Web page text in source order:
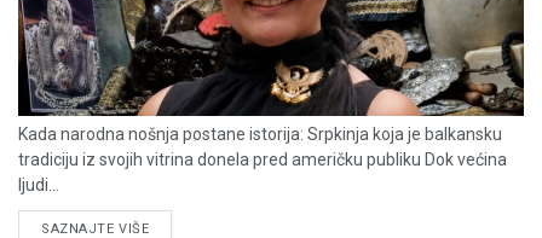
Kada narodna nošnja postane istorija: Srpkinja koja je balkansku
tradiciju iz svojih vitrina donela pred američku publiku Dok većina
ljudi...
SAZNAJTE VIŠEDETAILS